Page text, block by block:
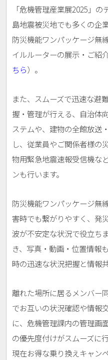
「危機管理産業展2025」
島地震被災地でも多くの企
防災機能ワンパッケージ無
イルルーターの展示・ご紹
ちら）。
また、スムーズで迅速な避
握・管理が行える、自治体
ステムや、建物の全館放送
し、従業員やご関係者様の
物用緊急地震速報受信機な
ンも行います。
防災機能ワンパッケージ無
害時でも繋がりやすく、発
波が不安定な状況で役立ち
き、写真・動画・位置情報
時の迅速な状況把握と情報
離れた場所に居るメンバー
でお互いの状況確認や情報
に、危機管理課内の管理画
の優先度付けがスムーズに行
現在お得な乗り換えキャン